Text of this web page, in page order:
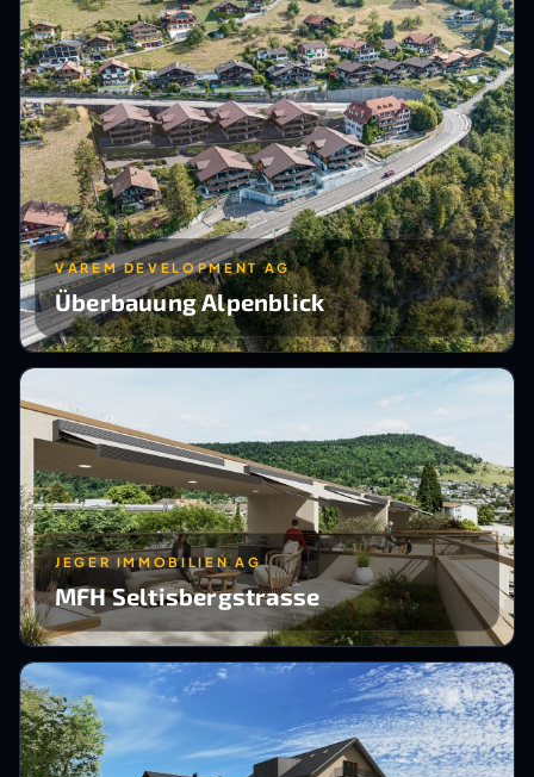
VAREM DEVELOPMENT AG
Überbauung Alpenblick
JEGER IMMOBILIEN AG
MFH Seltisbergstrasse